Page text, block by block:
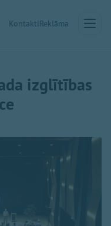
KontaktiReklāma
izglītības